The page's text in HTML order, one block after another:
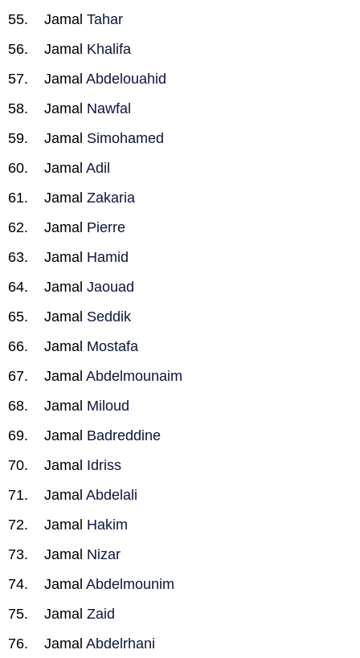
Jamal Tahar
Jamal Khalifa
Jamal Abdelouahid
Jamal Nawfal
Jamal Simohamed
Jamal Adil
Jamal Zakaria
Jamal Pierre
Jamal Hamid
Jamal Jaouad
Jamal Seddik
Jamal Mostafa
Jamal Abdelmounaim
Jamal Miloud
Jamal Badreddine
Jamal Idriss
Jamal Abdelali
Jamal Hakim
Jamal Nizar
Jamal Abdelmounim
Jamal Zaid
Jamal Abdelrhani